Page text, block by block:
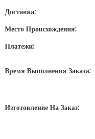
Доставка:
Место Происхождения:
Платежи:
Время Выполнения Заказа:
Изготовление На Заказ: